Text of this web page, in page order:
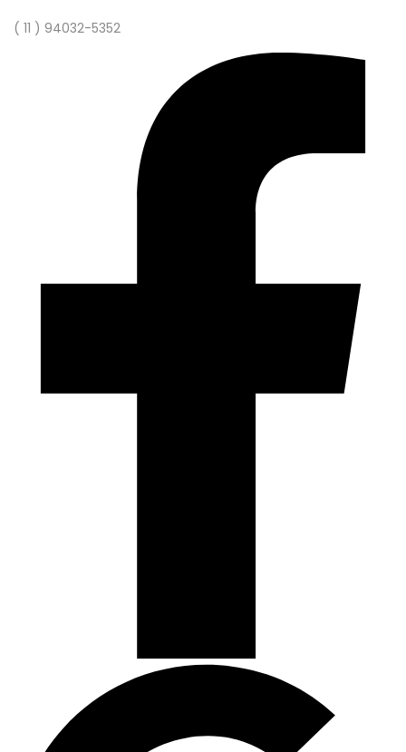
( 11 ) 94032-5352